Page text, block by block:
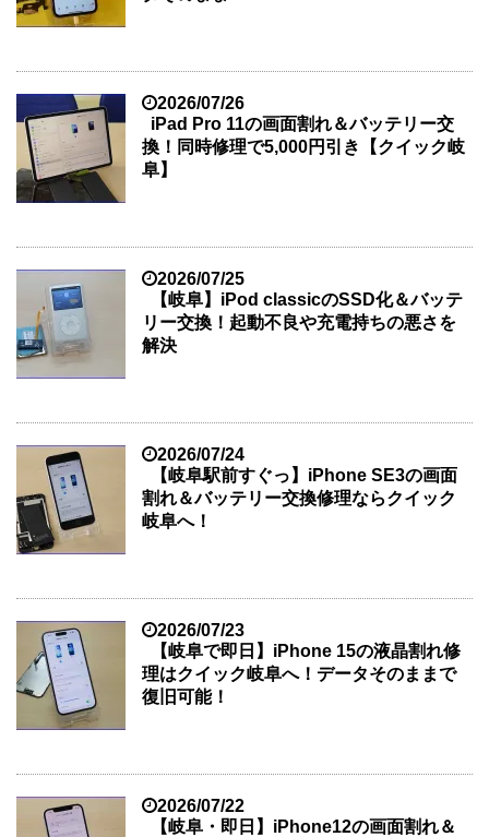
2026/07/26
iPad Pro 11の画面割れ＆バッテリー交
換！同時修理で5,000円引き【クイック岐
阜】
2026/07/25
【岐阜】iPod classicのSSD化＆バッテ
リー交換！起動不良や充電持ちの悪さを
解決
2026/07/24
【岐阜駅前すぐっ】iPhone SE3の画面
割れ＆バッテリー交換修理ならクイック
岐阜へ！
2026/07/23
【岐阜で即日】iPhone 15の液晶割れ修
理はクイック岐阜へ！データそのままで
復旧可能！
2026/07/22
【岐阜・即日】iPhone12の画面割れ＆